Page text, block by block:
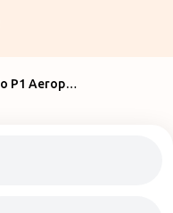
Parcheggio P1 Aeroporto Bari